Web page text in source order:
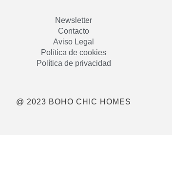
Newsletter
Contacto
Aviso Legal
Política de cookies
Política de privacidad
@ 2023 BOHO CHIC HOMES